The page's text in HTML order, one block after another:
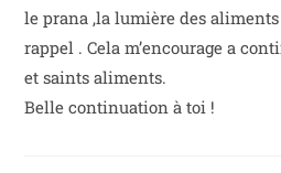
le prana ,la lumière des
rappel . Cela m’encourage a
et saints aliments.
Belle continuation à toi !